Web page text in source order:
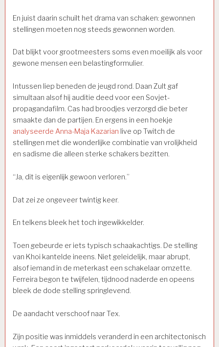
En juist daarin schuilt het drama van schaken: gewonnen
stellingen moeten nog steeds gewonnen worden.
Dat blijkt voor grootmeesters soms even moeilijk als voor
gewone mensen een belastingformulier.
Intussen liep beneden de jeugd rond. Daan Zult gaf
simultaan alsof hij auditie deed voor een Sovjet-
propagandafilm. Cas had broodjes verzorgd die beter
smaakte dan de partijen. En ergens in een hoekje
analyseerde Anna-Maja Kazarian live op Twitch de
stellingen met die wonderlijke combinatie van vrolijkheid
en sadisme die alleen sterke schakers bezitten.
“Ja, dit is eigenlijk gewoon verloren.”
Dat zei ze ongeveer twintig keer.
En telkens bleek het toch ingewikkelder.
Toen gebeurde er iets typisch schaakachtigs. De stelling
van Khoi kantelde ineens. Niet geleidelijk, maar abrupt,
alsof iemand in de meterkast een schakelaar omzette.
Ferreira begon te twijfelen, tijdnood naderde en opeens
bleek de dode stelling springlevend.
De aandacht verschoof naar Tex.
Zijn positie was inmiddels veranderd in een architectonisch